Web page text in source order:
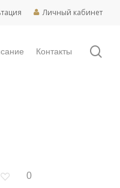
Личный кабинет
Контакты
0